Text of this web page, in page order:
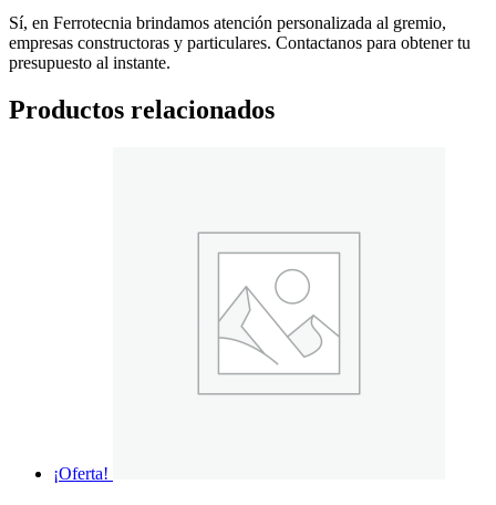
Sí, en Ferrotecnia brindamos atención personalizada al gremio,
empresas constructoras y particulares. Contactanos para obtener tu
presupuesto al instante.
Productos relacionados
¡Oferta!